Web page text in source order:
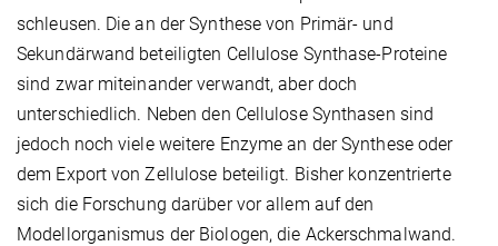
schleusen. Die an der Synthese von Primär- und
Sekundärwand beteiligten Cellulose Synthase-Proteine
sind zwar miteinander verwandt, aber doch
unterschiedlich. Neben den Cellulose Synthasen sind
jedoch noch viele weitere Enzyme an der Synthese oder
dem Export von Zellulose beteiligt. Bisher konzentrierte
sich die Forschung darüber vor allem auf den
Modellorganismus der Biologen, die Ackerschmalwand.